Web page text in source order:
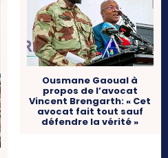
Ousmane Gaoual à
propos de l’avocat
Vincent Brengarth: « Cet
avocat fait tout sauf
défendre la vérité »